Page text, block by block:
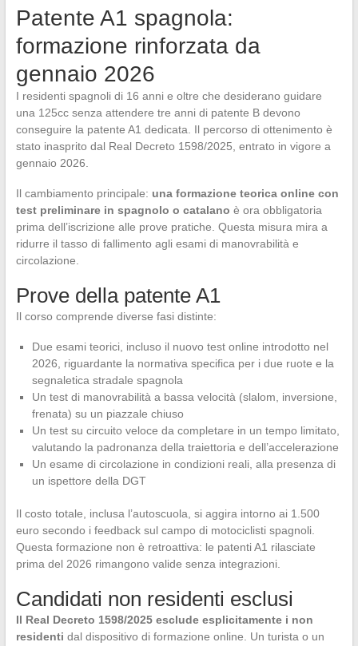
Patente A1 spagnola:
formazione rinforzata da
gennaio 2026
I residenti spagnoli di 16 anni e oltre che desiderano guidare
una 125cc senza attendere tre anni di patente B devono
conseguire la patente A1 dedicata. Il percorso di ottenimento è
stato inasprito dal Real Decreto 1598/2025, entrato in vigore a
gennaio 2026.
Il cambiamento principale: una formazione teorica online con
test preliminare in spagnolo o catalano è ora obbligatoria
prima dell’iscrizione alle prove pratiche. Questa misura mira a
ridurre il tasso di fallimento agli esami di manovrabilità e
circolazione.
Prove della patente A1
Il corso comprende diverse fasi distinte:
Due esami teorici, incluso il nuovo test online introdotto nel
2026, riguardante la normativa specifica per i due ruote e la
segnaletica stradale spagnola
Un test di manovrabilità a bassa velocità (slalom, inversione,
frenata) su un piazzale chiuso
Un test su circuito veloce da completare in un tempo limitato,
valutando la padronanza della traiettoria e dell’accelerazione
Un esame di circolazione in condizioni reali, alla presenza di
un ispettore della DGT
Il costo totale, inclusa l’autoscuola, si aggira intorno ai 1.500
euro secondo i feedback sul campo di motociclisti spagnoli.
Questa formazione non è retroattiva: le patenti A1 rilasciate
prima del 2026 rimangono valide senza integrazioni.
Candidati non residenti esclusi
Il Real Decreto 1598/2025 esclude esplicitamente i non
residenti dal dispositivo di formazione online. Un turista o un